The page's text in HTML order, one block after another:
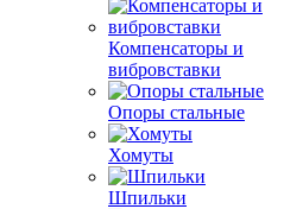
Компенсаторы и
вибровставки
Опоры стальные
Хомуты
Шпильки